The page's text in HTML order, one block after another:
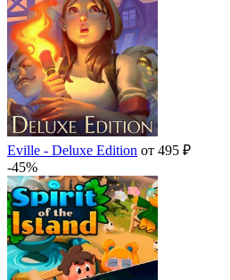
Eville - Deluxe Edition от 495 ₽
-45%